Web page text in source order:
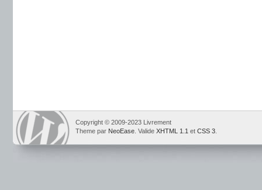
Copyright © 2009-2023 Livrement
Theme par NeoEase . Valide XHTML 1.1 et CSS 3